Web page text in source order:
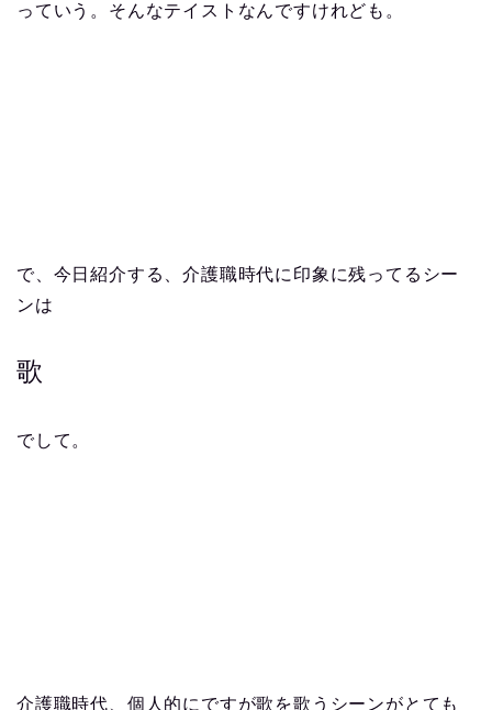
っていう。そんなテイストなんですけれども。
で、今日紹介する、介護職時代に印象に残ってるシー
ンは
歌
でして。
介護職時代、個人的にですが歌を歌うシーンがとても